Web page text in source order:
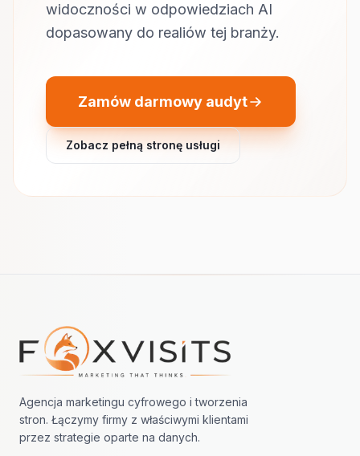
widoczności w odpowiedziach AI
dopasowany do realiów tej branży.
Zamów darmowy audyt
Zobacz pełną stronę usługi
Nawigacja w stopce
Agencja marketingu cyfrowego i tworzenia
stron. Łączymy firmy z właściwymi klientami
przez strategie oparte na danych.